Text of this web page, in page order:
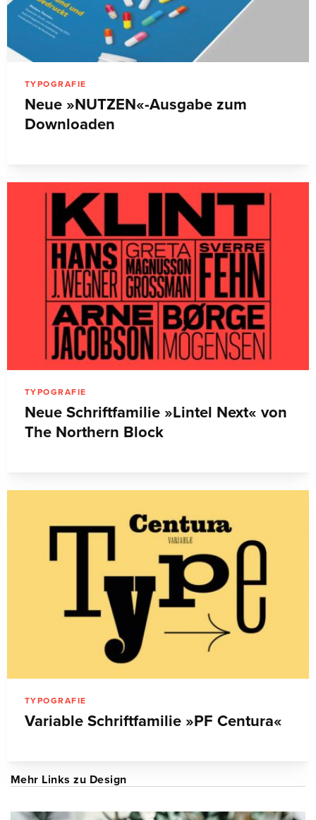
TYPOGRAFIE
Neue »NUTZEN«-Ausgabe zum
Downloaden
TYPOGRAFIE
Neue Schriftfamilie »Lintel Next« von
The Northern Block
TYPOGRAFIE
Variable Schriftfamilie »PF Centura«
Mehr Links zu Design